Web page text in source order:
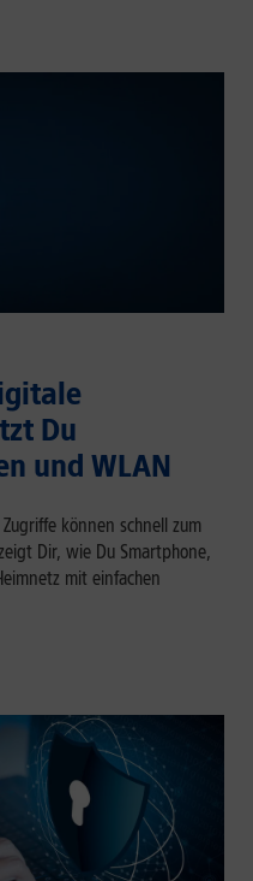
Du
und WLAN
können schnell zum
Dir, wie Du Smartphone,
mit einfachen